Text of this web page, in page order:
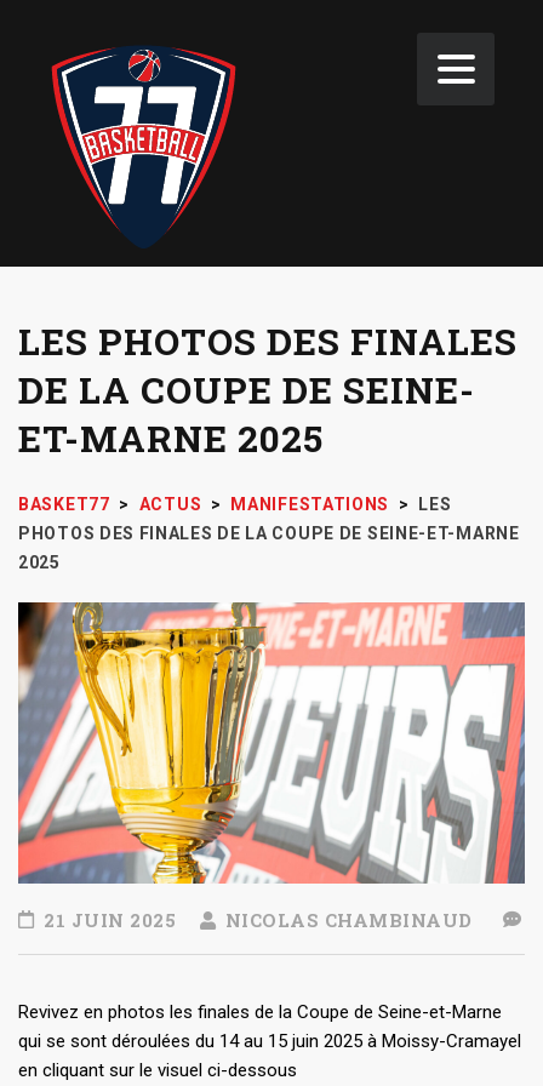
LES PHOTOS DES FINALES
DE LA COUPE DE SEINE-
ET-MARNE 2025
BASKET77 > ACTUS > MANIFESTATIONS >
LES
PHOTOS DES FINALES DE LA COUPE DE SEINE-ET-MARNE
2025
21 JUIN 2025 NICOLAS CHAMBINAUD
Revivez en photos les finales de la Coupe de Seine-et-Marne
qui se sont déroulées du 14 au 15 juin 2025 à Moissy-Cramayel
en cliquant sur le visuel ci-dessous